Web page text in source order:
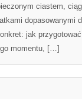
ciastem,
dopasowanymi
jak
momentu, […]